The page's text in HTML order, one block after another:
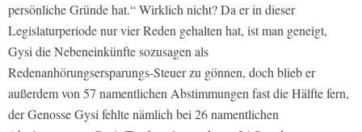
persönliche Gründe hat.“ Wirklich nicht? Da er in dieser
Legislaturperiode nur vier Reden gehalten hat, ist man geneigt,
Gysi die Nebeneinkünfte sozusagen als
Redenanhörungsersparungs-Steuer zu gönnen, doch blieb er
außerdem von 57 namentlichen Abstimmungen fast die Hälfte fern,
der Genosse Gysi fehlte nämlich bei 26 namentlichen